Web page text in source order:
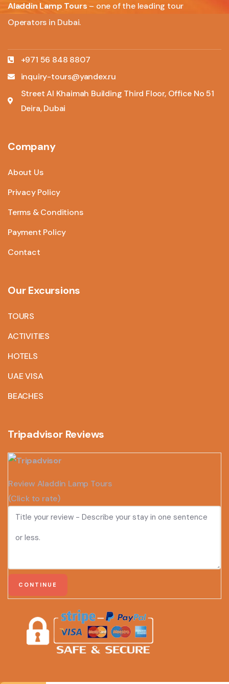
Aladdin Lamp Tours – one of the leading tour
Operators in Dubai.
+971 56 848 8807
inquiry-tours@yandex.ru
Street Al Khaimah Building Third Floor, Office No 51
Deira, Dubai
Company
About Us
Privacy Policy
Terms & Conditions
Payment Policy
Contact
Our Excursions
TOURS
ACTIVITIES
HOTELS
UAE VISA
BEACHES
Tripadvisor Reviews
Review Aladdin Lamp Tours
(Click to rate)